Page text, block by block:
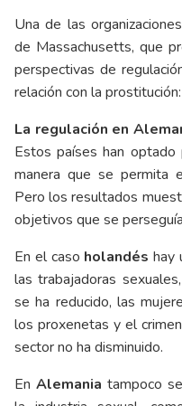
Una de las
de Massachusetts, que
perspectivas de
relación con la prostitución:
La regulación en
Estos países han
manera que se permita
Pero los resultados
objetivos que se
En el caso holandés hay
las trabajadoras
se ha reducido, las
los proxenetas y el
sector no ha disminuido.
En Alemania tampoco